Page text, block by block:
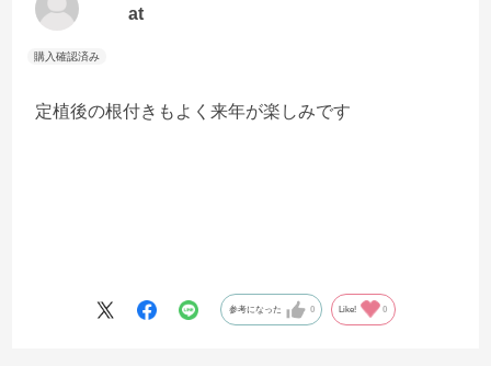
at
定植後の根付きもよく来年が楽しみです
参考になった 0 Like! 0